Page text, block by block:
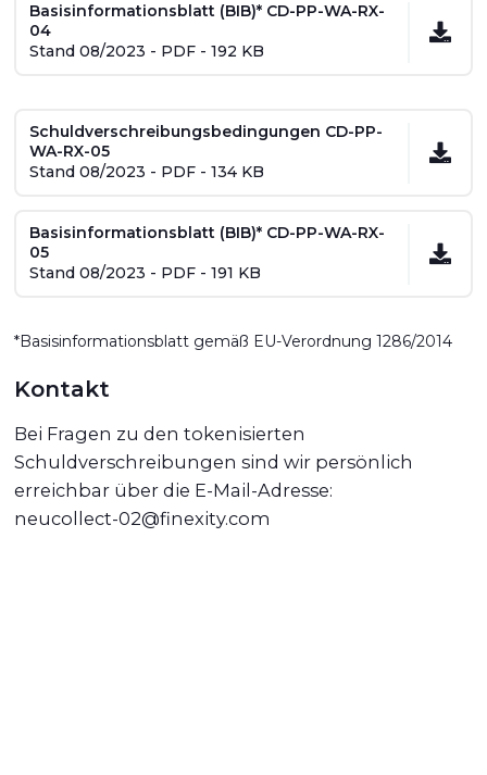
Basisinformationsblatt (BIB)* CD-PP-WA-RX-
04
Stand 08/2023 - PDF - 192 KB
Schuldverschreibungsbedingungen CD-PP-
WA-RX-05
Stand 08/2023 - PDF - 134 KB
Basisinformationsblatt (BIB)* CD-PP-WA-RX-
05
Stand 08/2023 - PDF - 191 KB
*Basisinformationsblatt gemäß EU-Verordnung 1286/2014
Kontakt
Bei Fragen zu den tokenisierten
Schuldverschreibungen sind wir persönlich
erreichbar über die E-Mail-Adresse:
neucollect-02@finexity.com